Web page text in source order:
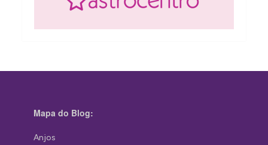
Mapa do Blog:
Anjos